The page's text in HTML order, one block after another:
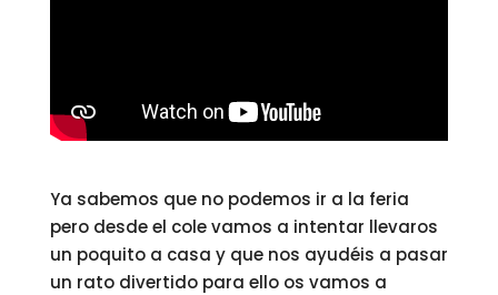
Ya sabemos que no podemos ir a la feria
pero desde el cole vamos a intentar llevaros
un poquito a casa y que nos ayudéis a pasar
un rato divertido para ello os vamos a